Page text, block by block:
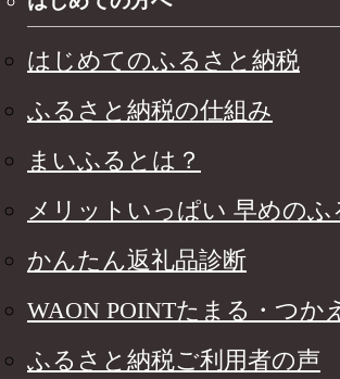
はじめてのふるさと納税
ふるさと納税の仕組み
まいふるとは？
メリットいっぱい 早めの
かんたん返礼品診断
WAON POINTたまる・つか
ふるさと納税ご利用者の声